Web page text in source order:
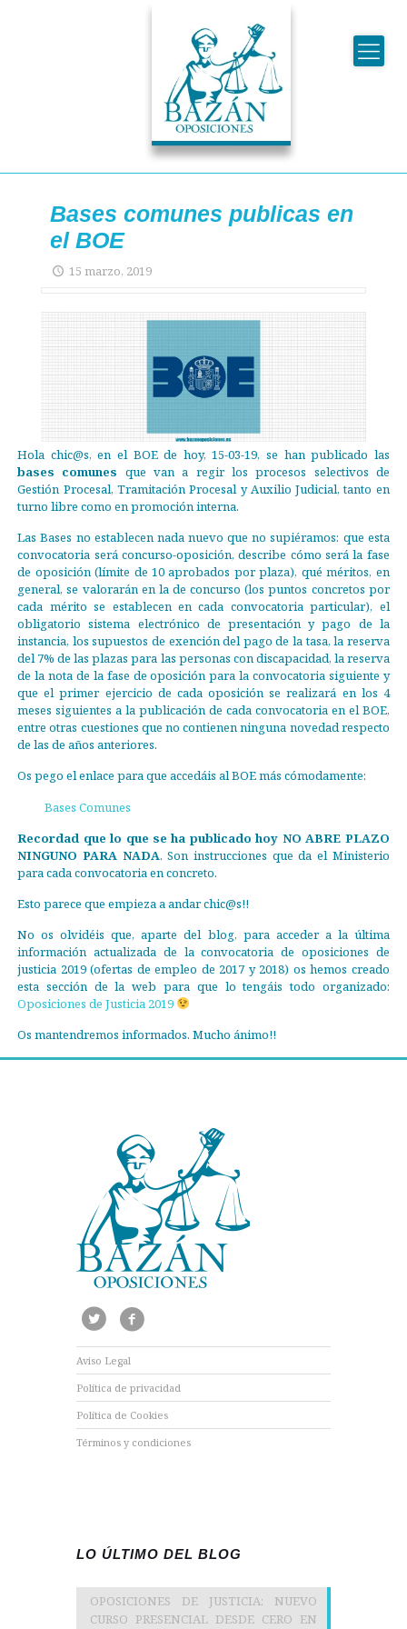
Bases comunes publicas en
el BOE
15 marzo, 2019
Hola chic@s, en el BOE de hoy, 15-03-19, se han publicado las
bases comunes que van a regir los procesos selectivos de
Gestión Procesal, Tramitación Procesal y Auxilio Judicial, tanto en
turno libre como en promoción interna.
Las Bases no establecen nada nuevo que no supiéramos: que esta
convocatoria será concurso-oposición, describe cómo será la fase
de oposición (límite de 10 aprobados por plaza), qué méritos, en
general, se valorarán en la de concurso (los puntos concretos por
cada mérito se establecen en cada convocatoria particular), el
obligatorio sistema electrónico de presentación y pago de la
instancia, los supuestos de exención del pago de la tasa, la reserva
del 7% de las plazas para las personas con discapacidad, la reserva
de la nota de la fase de oposición para la convocatoria siguiente y
que el primer ejercicio de cada oposición se realizará en los 4
meses siguientes a la publicación de cada convocatoria en el BOE,
entre otras cuestiones que no contienen ninguna novedad respecto
de las de años anteriores.
Os pego el enlace para que accedáis al BOE más cómodamente:
Bases Comunes
Recordad que lo que se ha publicado hoy NO ABRE PLAZO
NINGUNO PARA NADA. Son instrucciones que da el Ministerio
para cada convocatoria en concreto.
Esto parece que empieza a andar chic@s!!
No os olvidéis que, aparte del blog, para acceder a la última
información actualizada de la convocatoria de oposiciones de
justicia 2019 (ofertas de empleo de 2017 y 2018) os hemos creado
esta sección de la web para que lo tengáis todo organizado:
Oposiciones de Justicia 2019
Os mantendremos informados. Mucho ánimo!!
Aviso Legal
Política de privacidad
Política de Cookies
Términos y condiciones
LO ÚLTIMO DEL BLOG
OPOSICIONES DE JUSTICIA: NUEVO
CURSO PRESENCIAL DESDE CERO EN